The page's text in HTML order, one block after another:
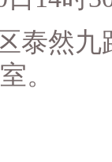
泰然九
。